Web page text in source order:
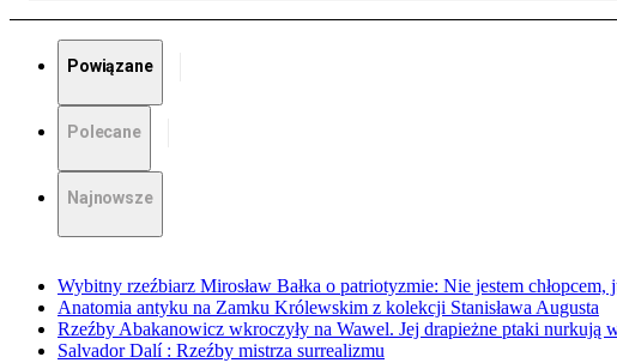
Powiązane
Polecane
Najnowsze
Wybitny rzeźbiarz Mirosław Bałka o patriotyzmie: Nie jestem chłopcem,
Anatomia antyku na Zamku Królewskim z kolekcji Stanisława Augusta
Rzeźby Abakanowicz wkroczyły na Wawel. Jej drapieżne ptaki nurkują
Salvador Dalí : Rzeźby mistrza surrealizmu